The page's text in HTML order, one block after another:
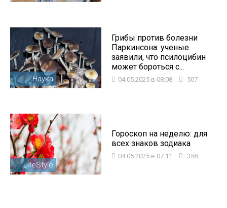
Наука
Грибы против болезни
Паркинсона: ученые
заявили, что псилоцибин
может бороться с...
04.05.2025 в 08:08 507
LifeStyle
Гороскоп на неделю: для
всех знаков зодиака
04.05.2025 в 07:11 358